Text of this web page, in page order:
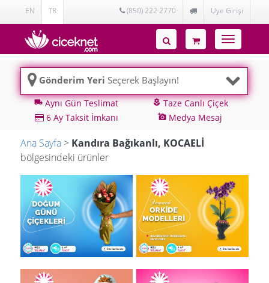
EN TR (850) 222 2770 Üye Girişi
Toggle
navigation
Gönderim Yeri Seçerek Başlayın!
local_shippingAynı Gün Teslimat local_floristTaze Canlı Çiçek
6 Ay Taksit İmkanı
add_a_photo Medya Mesaj
Ana Sayfa > Kandıra Bağıkanlı, KOCAELİ
bölgesindeki ürünler